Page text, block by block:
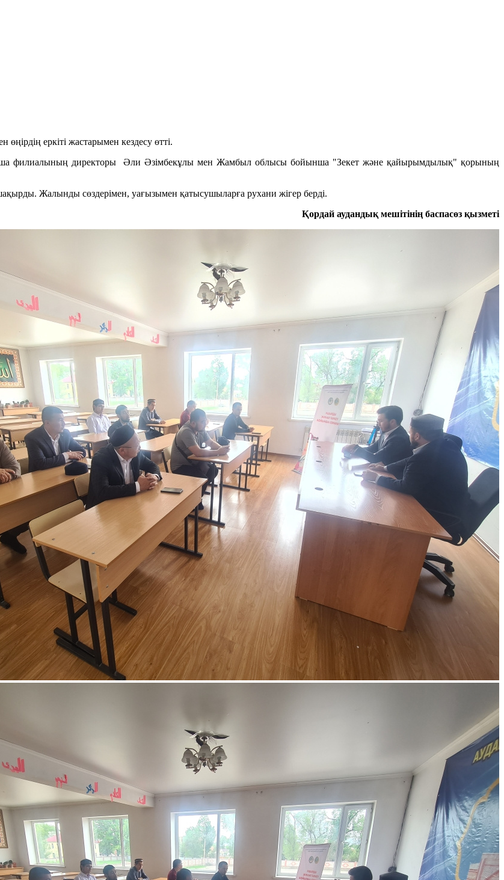
еркіті жастарымен кездесу өтті.
филиалының директоры Әли Әзімбекұлы мен Жамбыл облысы бойынша "Зекет және қайырымдылық" қорының
Жалынды сөздерімен, уағызымен қатысушыларға рухани жігер берді.
Қордай аудандық мешітінің баспасөз қызметі